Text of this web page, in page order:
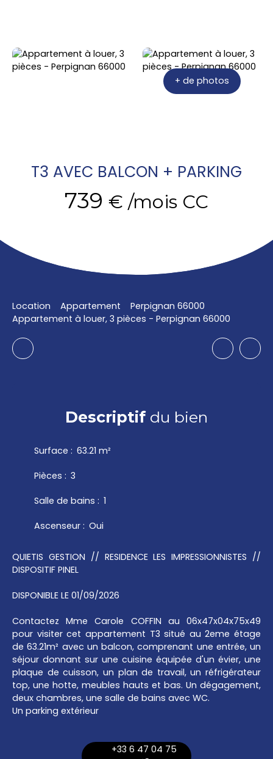
+ de photos
T3 AVEC BALCON + PARKING
739 € /mois CC
Location Appartement
Perpignan 66000
Appartement à louer, 3 pièces - Perpignan 66000
Descriptifdu bien
Surface : 63.21 m²
Pièces : 3
Salle de bains : 1
Ascenseur : Oui
QUIETIS GESTION // RESIDENCE LES IMPRESSIONNISTES //
DISPOSITIF PINEL
DISPONIBLE LE 01/09/2026
Contactez Mme Carole COFFIN au 06x47x04x75x49
pour visiter cet appartement T3 situé au 2eme étage
de 63.21m² avec un balcon, comprenant une entrée, un
séjour donnant sur une cuisine équipée d'un évier, une
plaque de cuisson, un plan de travail, un réfrigérateur
top, une hotte, meubles hauts et bas. Un dégagement,
deux chambres, une salle de bains avec WC.
Un parking extérieur
+33 6 47 04 75